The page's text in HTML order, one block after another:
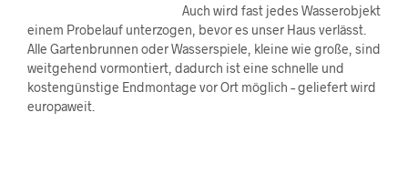
Auch wird fast jedes Wasserobjekt
einem Probelauf unterzogen, bevor es unser Haus verlässt.
Alle Gartenbrunnen oder Wasserspiele, kleine wie große, sind
weitgehend vormontiert, dadurch ist eine schnelle und
kostengünstige Endmontage vor Ort möglich – geliefert wird
europaweit.